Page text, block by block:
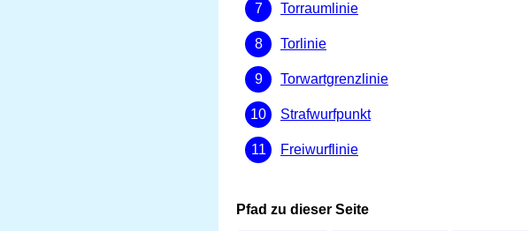
Torraumlinie
Torlinie
Torwartgrenzlinie
Strafwurfpunkt
Freiwurflinie
Pfad zu dieser Seite